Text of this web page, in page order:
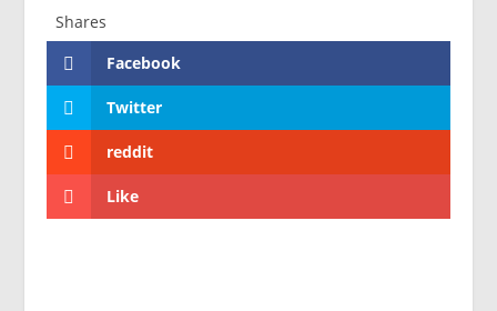
Shares
Facebook
Twitter
reddit
Like